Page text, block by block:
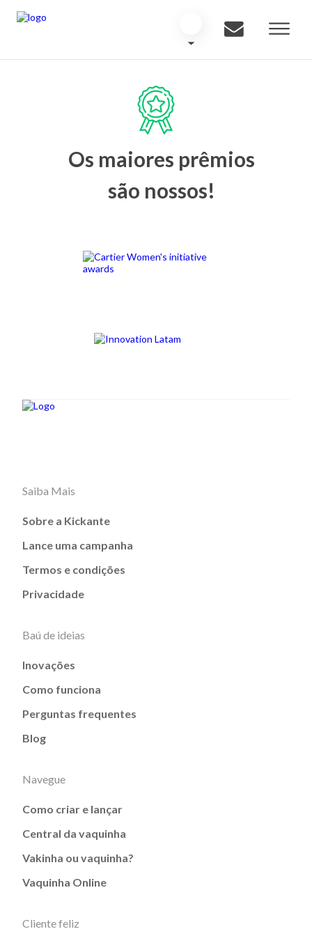
Os maiores prêmios
são nossos!
Saiba Mais
Sobre a Kickante
Lance uma campanha
Termos e condições
Privacidade
Baú de ideias
Inovações
Como funciona
Perguntas frequentes
Blog
Navegue
Como criar e lançar
Central da vaquinha
Vakinha ou vaquinha?
Vaquinha Online
Cliente feliz